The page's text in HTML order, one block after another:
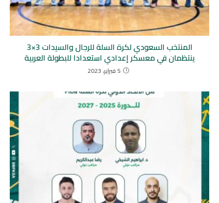
المنتخب السعودي لكرة السلة للرجال والسيدات 3×3
ينتظمان في معسكر إعدادي استعدادا للبطولة العربية
5 فبراير، 2023